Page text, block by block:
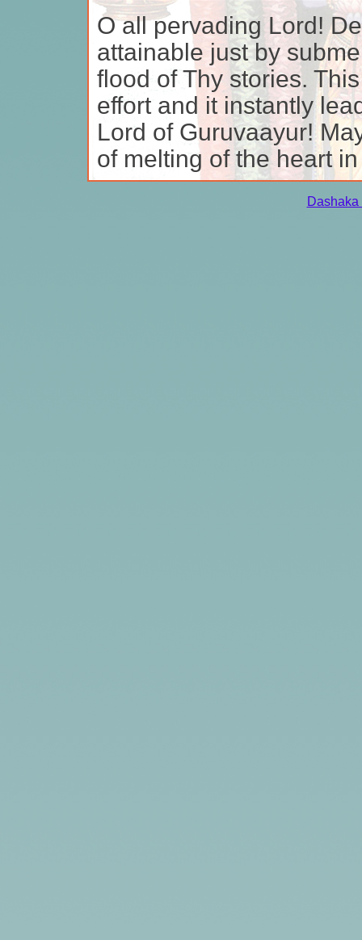
O all pervading Lord!
attainable just by
flood of Thy stories.
effort and it instantly
Lord of Guruvaayur!
of melting of the heart
Dashaka